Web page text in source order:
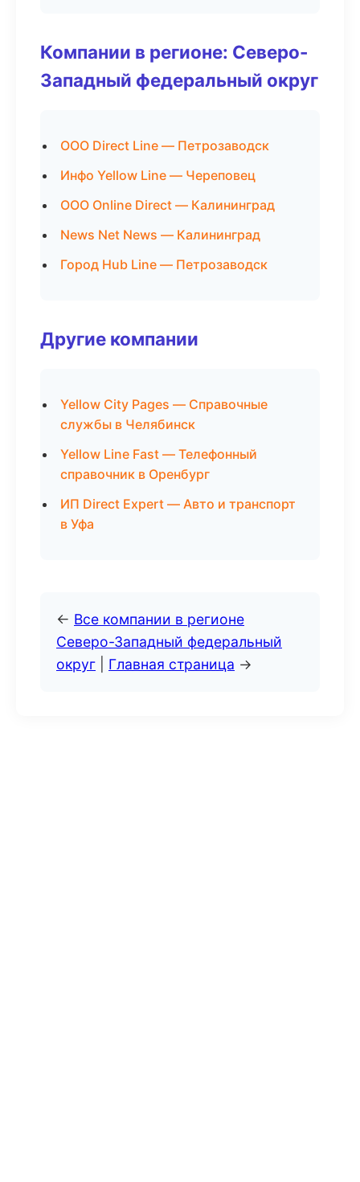
Компании в регионе: Северо-
Западный федеральный округ
ООО Direct Line — Петрозаводск
Инфо Yellow Line — Череповец
ООО Online Direct — Калининград
News Net News — Калининград
Город Hub Line — Петрозаводск
Другие компании
Yellow City Pages — Справочные
службы в Челябинск
Yellow Line Fast — Телефонный
справочник в Оренбург
ИП Direct Expert — Авто и транспорт
в Уфа
← Все компании в регионе
Северо-Западный федеральный
округ
Главная страница →